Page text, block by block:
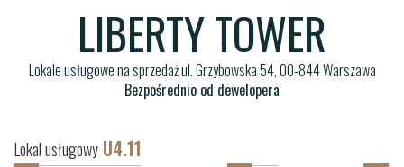
KRAKÓW
BIELSKO-BIAŁA
LIBERTY TOWER
Lokale usługowe na sprzedaż ul. Grzybowska 54, 00-844 Warszawa
Bezpośrednio od dewelopera
Lokal usługowy U4.11